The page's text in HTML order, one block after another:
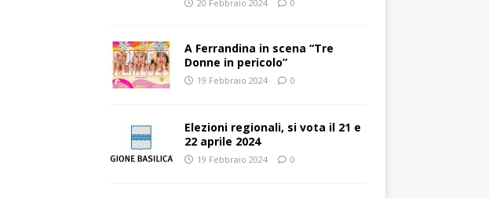
20 Febbraio 2024 0
A Ferrandina in scena “Tre
Donne in pericolo”
19 Febbraio 2024 0
Elezioni regionali, si vota il 21 e
22 aprile 2024
19 Febbraio 2024 0